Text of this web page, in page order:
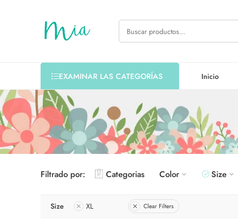
EXAMINAR LAS CATEGORÍAS Inicio
Filtrado por: Categorias Color Size
Size XL Clear Filters